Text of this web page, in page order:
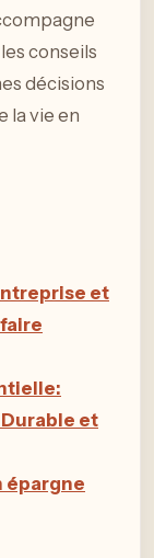
conseils
décisions
la vie en
et
et
épargne